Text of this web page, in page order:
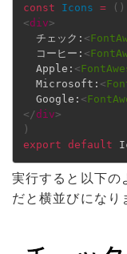
const Icons = ( )
<div>
  チェック:
<
  コーヒー:
<
  Apple:
<
  Microsoft:
<
  Google:
<
</div>
)
export default
実行すると以下の
だと横並びになり